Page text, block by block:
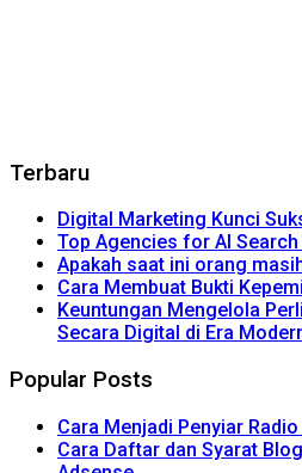
Terbaru
Digital Marketing Kunci
Top Agencies for AI
Apakah saat ini orang
Cara Membuat Bukti
Keuntungan Mengelola
Secara Digital di Era
Popular Posts
Cara Menjadi Penyiar
Cara Daftar dan Syarat